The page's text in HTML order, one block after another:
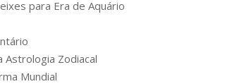
para Era de Aquário
Astrologia Zodiacal
Mundial